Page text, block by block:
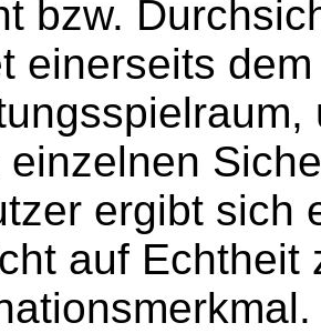
bzw.
einerseits
einzelnen
ergibt sich
auf Echtheit